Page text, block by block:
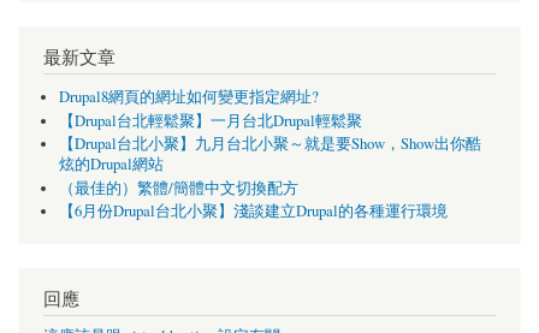
最新文章
Drupal8網頁的網址如何變更指定網址?
【Drupal台北輕鬆聚】一月台北Drupal輕鬆聚
【Drupal台北小聚】九月台北小聚～就是要Show，Show出你酷
炫的Drupal網站
（最佳的）繁體/簡體中文切換配方
【6月份Drupal台北小聚】淺談建立Drupal的各種運行環境
回應